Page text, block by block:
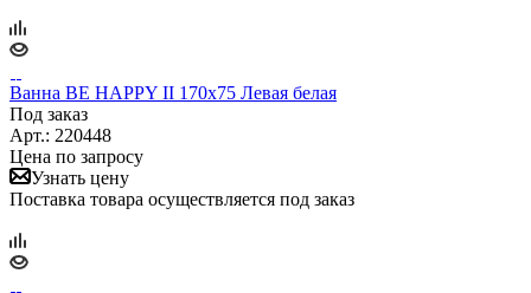
Ванна BE HAPPY II 170х75 Левая белая
Под заказ
Арт.: 220448
Цена по запросу
Узнать цену
Поставка товара осуществляется под заказ